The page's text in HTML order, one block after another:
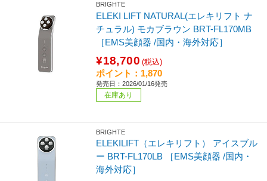
BRIGHTE
ELEKI LIFT NATURAL(エレキリフト ナ
チュラル) モカブラウン BRT-FL170MB
［EMS美顔器 /国内・海外対応］
¥18,700 (税込)
ポイント：1,870
発売日：2026/01/16発売
在庫あり
BRIGHTE
ELEKILIFT（エレキリフト） アイスブル
ー BRT-FL170LB ［EMS美顔器 /国内・
海外対応］